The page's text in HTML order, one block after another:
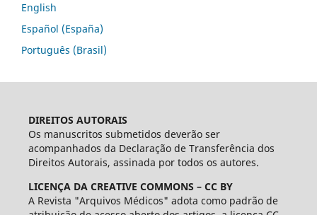
English
Español (España)
Português (Brasil)
DIREITOS AUTORAIS
Os manuscritos submetidos deverão ser
acompanhados da Declaração de Transferência dos
Direitos Autorais, assinada por todos os autores.
LICENÇA DA CREATIVE COMMONS – CC BY
A Revista "Arquivos Médicos" adota como padrão de